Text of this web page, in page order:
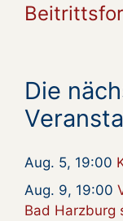
Die
Aug. 5, 19:00
Aug. 9, 19:00
Bad Harzburg